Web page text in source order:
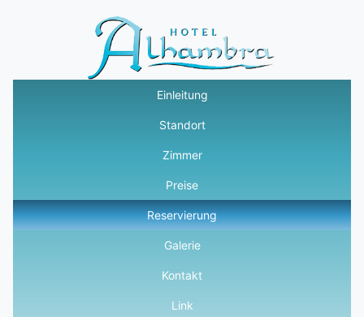
Einleitung
Standort
Zimmer
Preise
Reservierung
Galerie
Kontakt
Link